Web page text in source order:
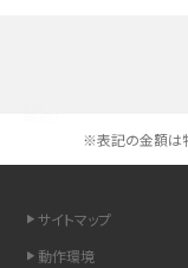
高校生にスマホ制限は必
スマホのネット通信速度
※表記の金額は
サイトマップ
動作環境